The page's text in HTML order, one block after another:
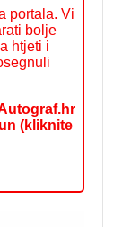
portala. Vi
bolje
htjeti i
(kliknite